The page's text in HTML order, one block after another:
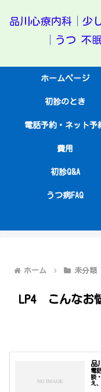
品川心療内科│少
│うつ 不眠
ホームページ
初診のとき
電話予約・ネット予
費用
初診Q&A
うつ病FAQ
ホーム 未分類
LP4 こんなお
品
電
談
え